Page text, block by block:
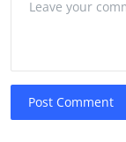
Post Comment